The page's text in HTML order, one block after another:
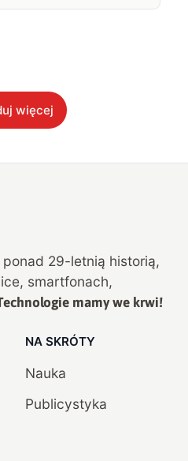
więcej
29-letnią historią,
smartfonach,
mamy we krwi!
NA SKRÓTY
Nauka
Publicystyka